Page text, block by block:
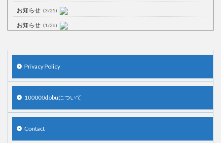
お知らせ (3/25)
お知らせ (1/26)
【中国】処理水の問題化狙うも不発？ASEAN関連会合で賛同広がらず
(7/13)
【韓国】54.1％「IAEA報告書を信用しない」
Privacy Policy
100000dobuについて
Contact